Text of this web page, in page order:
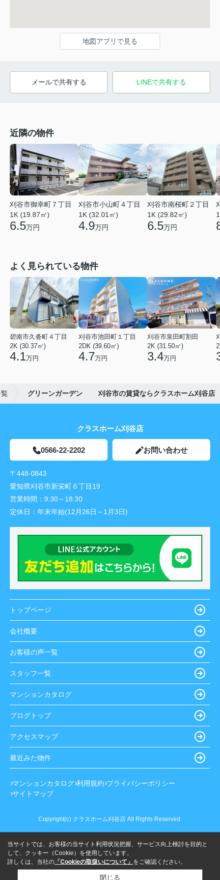
地図アプリで見る
メールで共有する LINEで共有する
近隣の物件
刈谷市御幸町７丁目
1K (19.87㎡)
6.5万円
刈谷市小山町４丁目
1K (32.01㎡)
4.9万円
刈谷市南桜町２丁目
1K (29.82㎡)
6.5万円
よく見られている物件
碧南市久沓町４丁目
2K (30.37㎡)
4.1万円
刈谷市池田町１丁目
2DK (39.60㎡)
4.7万円
刈谷市泉田町割田
2K (31.50㎡)
3.4万円
グリーンガーデン 刈谷市の賃貸ならクラスホーム刈谷店
クラスホーム刈谷店
0566-22-2202 お問い合わせ
〒448-0843
愛知県刈谷市新栄町６丁目19
営業時間： 9:30～18:30
定休日： 年末年始(12月26日～1月3日)
トップページ
会社概要
お客様の声一覧
スタッフ一覧
マンションカタログ
ブログトップ
アクセスマップ
最近みた物件
マンションカタログ 利用規約 プライバシーポリシー
サイトマップ
Copyright(c) クラスホーム刈谷店 All Rights Reserved.
当サイトでは、お客様の当サイト利用状況把握、サービス向上検討を目的と
して、クッキー（Cookie）を使用しています。
詳しくは、当社の 「Cookieの取扱いについて」 をご確認ください。
閉じる